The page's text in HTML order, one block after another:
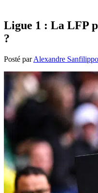
Ligue 1 : La LFP
?
Posté parAlexandre Sanfilippo